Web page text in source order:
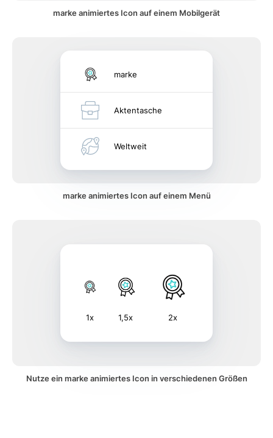
marke animiertes Icon auf einem Mobilgerät
marke
Aktentasche
Weltweit
marke animiertes Icon auf einem Menü
1x 1,5x 2x
Nutze ein marke animiertes Icon in verschiedenen Größen